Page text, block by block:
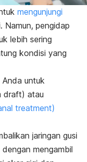
mengunjungi
Namun, pengidap
lebih sering
kondisi yang
untuk
draft) atau
treatment)
jaringan gusi
mengambil